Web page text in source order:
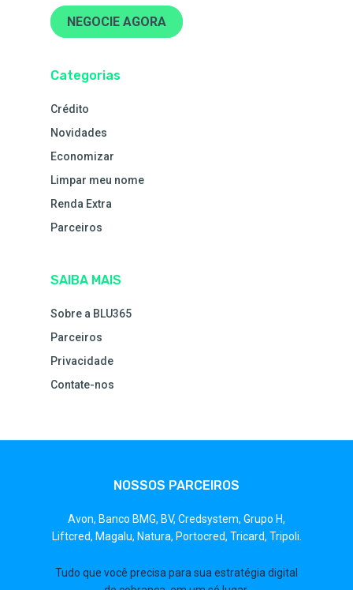
NEGOCIE AGORA
Categorias
Crédito
Novidades
Economizar
Limpar meu nome
Renda Extra
Parceiros
SAIBA MAIS
Sobre a BLU365
Parceiros
Privacidade
Contate-nos
NOSSOS PARCEIROS
Avon, Banco BMG, BV, Credsystem, Grupo H,
Liftcred, Magalu, Natura, Portocred, Tricard, Tripoli.
Tudo que você precisa para sua estratégia digital